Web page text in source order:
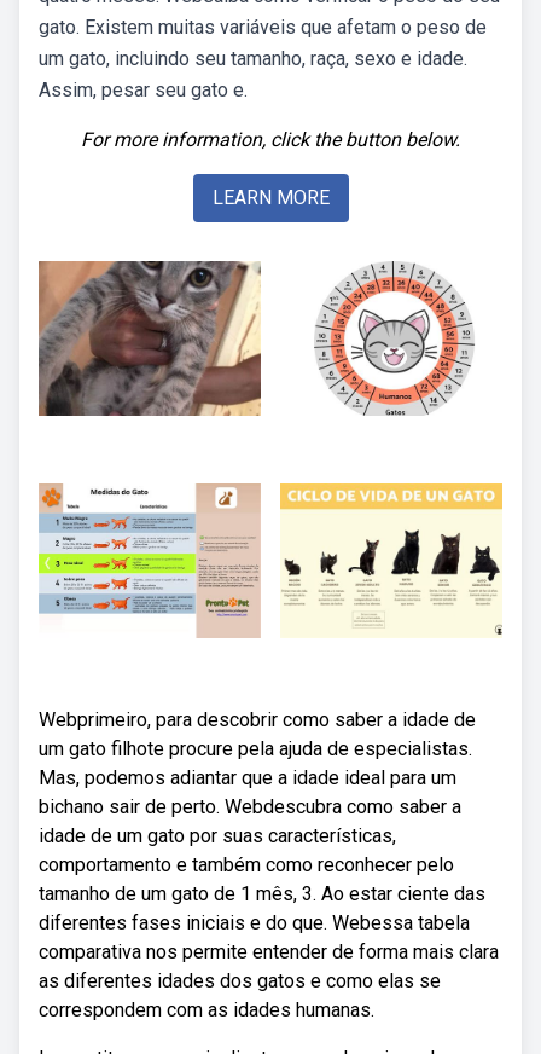
gato. Existem muitas variáveis que afetam o peso de
um gato, incluindo seu tamanho, raça, sexo e idade.
Assim, pesar seu gato e.
For more information, click the button below.
LEARN MORE
Webprimeiro, para descobrir como saber a idade de
um gato filhote procure pela ajuda de especialistas.
Mas, podemos adiantar que a idade ideal para um
bichano sair de perto. Webdescubra como saber a
idade de um gato por suas características,
comportamento e também como reconhecer pelo
tamanho de um gato de 1 mês, 3. Ao estar ciente das
diferentes fases iniciais e do que. Webessa tabela
comparativa nos permite entender de forma mais clara
as diferentes idades dos gatos e como elas se
correspondem com as idades humanas.